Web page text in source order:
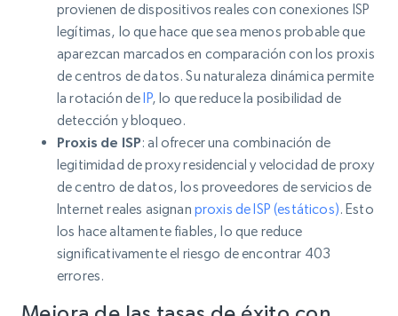
provienen de dispositivos reales con conexiones ISP
legítimas, lo que hace que sea menos probable que
aparezcan marcados en comparación con los proxis
de centros de datos. Su naturaleza dinámica permite
la rotación deIP, lo que reduce la posibilidad de
detección y bloqueo.
Proxis de ISP: al ofrecer una combinación de
legitimidad de proxy residencial y velocidad de proxy
de centro de datos, los proveedores de servicios de
Internet reales asignan proxis de ISP (estáticos). Esto
los hace altamente fiables, lo que reduce
significativamente el riesgo de encontrar 403
errores.